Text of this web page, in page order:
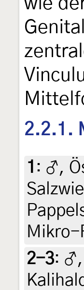
2.2.1.
1 : ♂,
Mikro-
2-3: ♂,